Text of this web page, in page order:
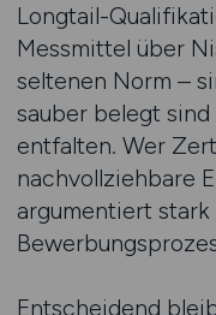
Longtail-
Messmittel über
seltenen Norm –
sauber belegt
entfalten. Wer
nachvollziehbare
argumentiert
Entscheidend